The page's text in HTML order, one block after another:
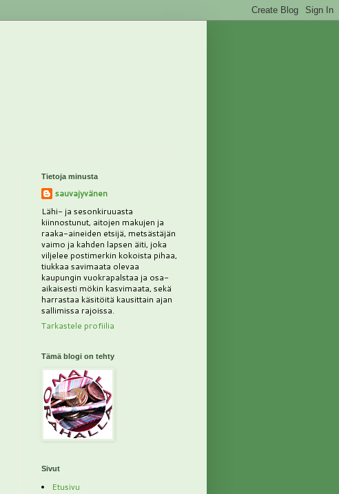
Tietoja minusta
sauvajyvänen
Lähi- ja sesonkiruuasta
kiinnostunut, aitojen makujen ja
raaka-aineiden etsijä, metsästäjän
vaimo ja kahden lapsen äiti, joka
viljelee postimerkin kokoista pihaa,
tiukkaa savimaata olevaa
kaupungin vuokrapalstaa ja osa-
aikaisesti mökin kasvimaata, sekä
harrastaa käsitöitä kausittain ajan
sallimissa rajoissa.
Tarkastele profiilia
Tämä blogi on tehty
Sivut
Etusivu